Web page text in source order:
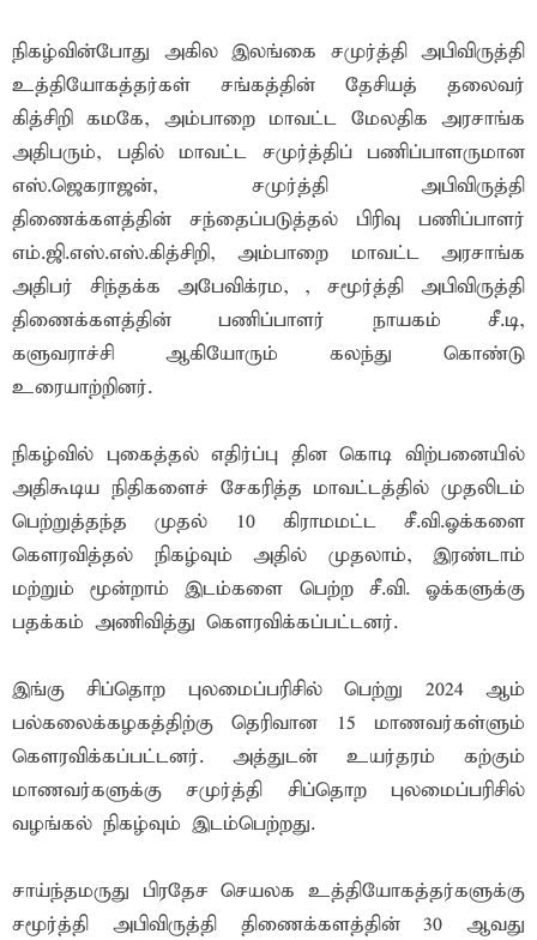
நிகழ்வின்போது அகில இலங்கை சமுர்த்தி அபிவிருத்தி
உத்தியோகத்தர்கள் சங்கத்தின் தேசியத் தலைவர்
கித்சிறி கமகே, அம்பாறை மாவட்ட மேலதிக அரசாங்க
அதிபரும், பதில் மாவட்ட சமுர்த்திப் பணிப்பாளருமான
எஸ்.ஜெகராஜன், சமுர்த்தி அபிவிருத்தி
திணைக்களத்தின் சந்தைப்படுத்தல் பிரிவு பணிப்பாளர்
எம்.ஜி.எஸ்.எஸ்.கித்சிறி, அம்பாறை மாவட்ட அரசாங்க
அதிபர் சிந்தக்க அபேவிக்ரம, , சமூர்த்தி அபிவிருத்தி
திணைக்களத்தின் பணிப்பாளர் நாயகம் சீ.டி,
களுவராச்சி ஆகியோரும் கலந்து கொண்டு
உரையாற்றினர்.
நிகழ்வில் புகைத்தல் எதிர்ப்பு தின கொடி விற்பனையில்
அதிகூடிய நிதிகளைச் சேகரித்த மாவட்டத்தில் முதலிடம்
பெற்றுத்தந்த முதல் 10 கிராமமட்ட சீ.வி.ஓக்களை
கௌரவித்தல் நிகழ்வும் அதில் முதலாம், இரண்டாம்
மற்றும் மூன்றாம் இடம்களை பெற்ற சீ.வி. ஓக்களுக்கு
பதக்கம் அணிவித்து கௌரவிக்கப்பட்டனர்.
இங்கு சிப்தொற புலமைப்பரிசில் பெற்று 2024 ஆம்
பல்கலைக்கழகத்திற்கு தெரிவான 15 மாணவர்கள்ளும்
கௌரவிக்கப்பட்டனர். அத்துடன் உயர்தரம் கற்கும்
மாணவர்களுக்கு சமுர்த்தி சிப்தொற புலமைப்பரிசில்
வழங்கல் நிகழ்வும் இடம்பெற்றது.
சாய்ந்தமருது பிரதேச செயலக உத்தியோகத்தர்களுக்கு
சமூர்த்தி அபிவிருத்தி திணைக்களத்தின் 30 ஆவது